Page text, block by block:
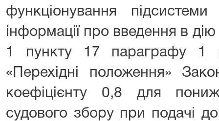
функціонування
інформації про введення в дію
1 пункту 17 параграфу 1
«Перехідні положення»
коефіцієнту 0,8 для
судового збору при подачі